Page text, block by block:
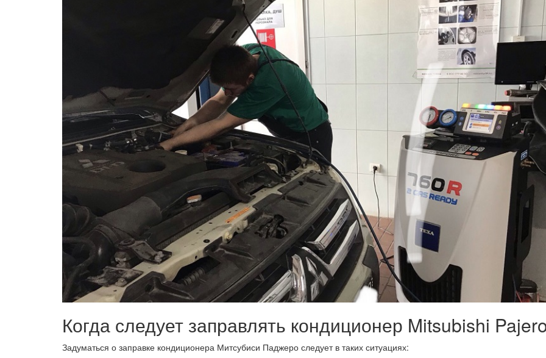
Когда следует заправлять кондиционер Mitsubishi
Задуматься о заправке кондиционера Митсубиси Паджеро следует в таких ситуациях: